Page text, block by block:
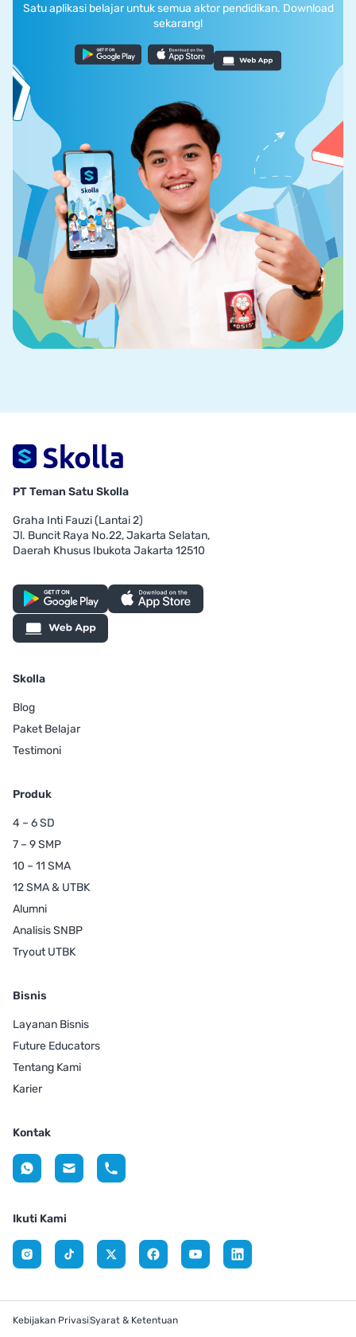
Satu aplikasi belajar untuk semua aktor pendidikan. Download
sekarang!
PT Teman Satu Skolla
Graha Inti Fauzi (Lantai 2)
Jl. Buncit Raya No.22, Jakarta Selatan,
Daerah Khusus Ibukota Jakarta 12510
Skolla
Blog
Paket Belajar
Testimoni
Produk
4 – 6 SD
7 – 9 SMP
10 – 11 SMA
12 SMA & UTBK
Alumni
Analisis SNBP
Tryout UTBK
Bisnis
Layanan Bisnis
Future Educators
Tentang Kami
Karier
Kontak
Ikuti Kami
Kebijakan PrivasiSyarat & Ketentuan